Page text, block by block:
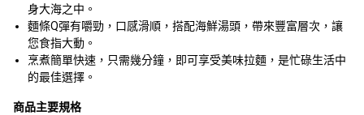
身大海之中。
麵條Q彈有嚼勁，口感滑順，搭配海鮮湯頭，帶來豐富層次，讓
您食指大動。
烹煮簡單快速，只需幾分鐘，即可享受美味拉麵，是忙碌生活中
的最佳選擇。
商品主要規格